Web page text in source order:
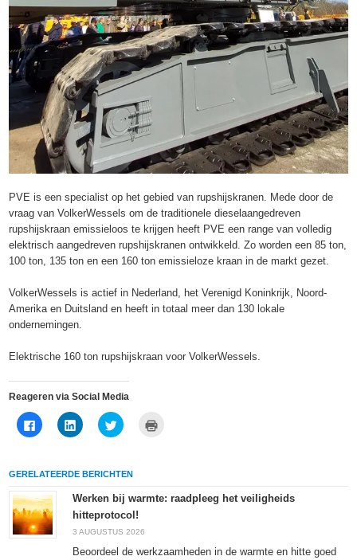
PVE is een specialist op het gebied van rupshijskranen. Mede door de
vraag van VolkerWessels om de traditionele dieselaangedreven
rupshijskraan emissieloos te krijgen heeft PVE een range van volledig
elektrisch aangedreven rupshijskranen ontwikkeld. Zo worden een 85 ton,
100 ton, 135 ton en een 160 ton emissieloze kraan in de markt gezet.
VolkerWessels is actief in Nederland, het Verenigd Koninkrijk, Noord-
Amerika en Duitsland en heeft in totaal meer dan 130 lokale
ondernemingen.
Elektrische 160 ton rupshijskraan voor VolkerWessels.
Reageren via Social Media
Klik
om
Facebook
(Wordt
een
nieuw
venster
geopend)
Klik
om
delen
(Wordt
een
nieuw
venster
geopend)
Klik
om
Twitter
(Wordt
een
nieuw
venster
geopend)
nieuw
GERELATEERDE BERICHTEN
Werken bij warmte: raadpleeg het veiligheids
hitteprotocol!
3 AUGUSTUS 2026
Beoordeel de werkzaamheden in de warmte en hitte goed